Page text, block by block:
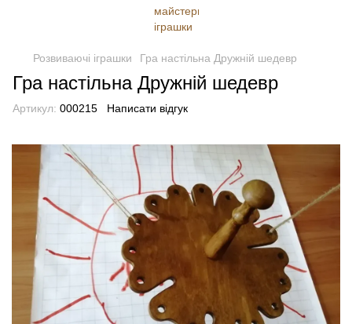
Розвиваючі іграшки Гра настільна Дружній шедевр
Гра настільна Дружній шедевр
Артикул: 000215 Написати відгук